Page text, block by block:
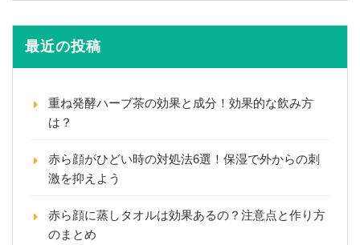
最近の投稿
重ね発酵ハーブ茶の効果と成分！効果的な飲み方
は？
赤ら顔がひどい時の対処法6選！保湿で外からの刺
激を抑えよう
赤ら顔に蒸しタオルは効果あるの？注意点と作り方
のまとめ